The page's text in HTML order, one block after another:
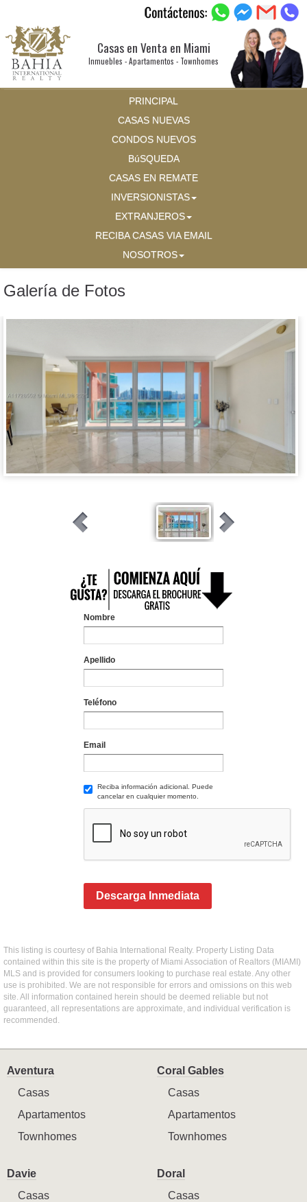
Casas en Venta en Miami
Inmuebles - Apartamentos - Townhomes
PRINCIPAL
CASAS NUEVAS
CONDOS NUEVOS
BúSQUEDA
CASAS EN REMATE
INVERSIONISTAS
EXTRANJEROS
RECIBA CASAS VIA EMAIL
NOSOTROS
Galería de Fotos
Nombre
Apellido
Teléfono
Email
Reciba información adicional. Puede
cancelar en cualquier momento.
Descarga Inmediata
This listing is courtesy of Bahia International Realty. Property Listing Data
contained within this site is the property of Miami Association of Realtors (MIAMI)
MLS and is provided for consumers looking to purchase real estate. Any other
use is prohibited. We are not responsible for errors and omissions on this web
site. All information contained herein should be deemed reliable but not
guaranteed, all representations are approximate, and individual verification is
recommended.
Aventura
Casas
Apartamentos
Townhomes
Coral Gables
Casas
Apartamentos
Townhomes
Davie
Casas
Doral
Casas